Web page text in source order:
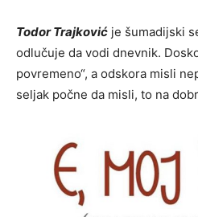
Todor Trajković je šumadijski
odlučuje da vodi dnevnik.
povremeno“, a odskora misli
seljak počne da misli, to na